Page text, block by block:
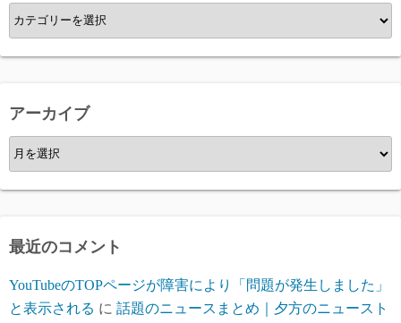
カ
テ
ゴ
ー
アーカイブ
ア
ー
カ
ブ
最近のコメント
YouTubeのTOPページが障害により「問題が発生しました」
と表示される に 話題のニュースまとめ｜夕方のニュースト